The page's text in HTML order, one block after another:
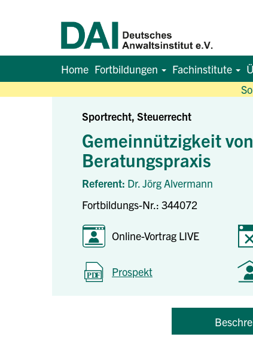
Home Fortbildungen Fachinstitute
Sportrecht, Steuerrecht
Gemeinnützigkeit
Beratungspraxis
Referent: Dr. Jörg Alvermann
Fortbildungs-Nr.: 344072
Online-Vortrag LIVE
Prospekt